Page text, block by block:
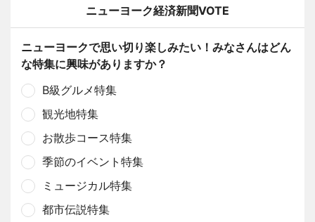
ニューヨーク経済新聞VOTE
ニューヨークで思い切り楽しみたい！みなさんはどん
な特集に興味がありますか？
B級グルメ特集
観光地特集
お散歩コース特集
季節のイベント特集
ミュージカル特集
都市伝説特集